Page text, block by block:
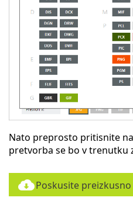
Nato preprosto pritisnite
pretvorba se bo v trenutku
Poskusite